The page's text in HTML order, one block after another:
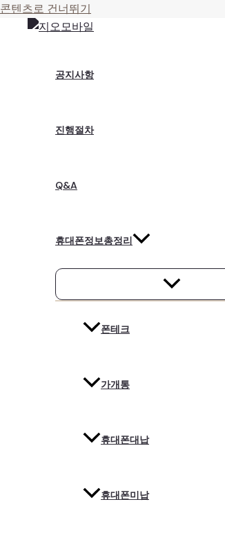
콘텐츠로 건너뛰기
공지사항
진행절차
Q&A
휴대폰정보총정리
폰테크
가개통
휴대폰대납
휴대폰미납